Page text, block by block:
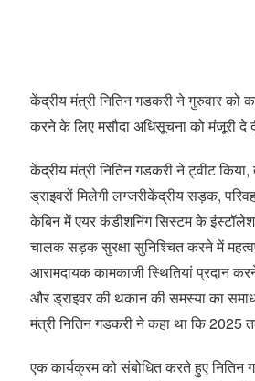
केंद्रीय मंत्री नितिन गडकरी ने गुरुवार को
करने के लिए मसौदा अधिसूचना को मंजूरी दे
केंद्रीय मंत्री नितिन गडकरी ने ट्वीट
ड्राइवरों मिलेगी लग्जरीकेंद्रीय सड़क,
केबिन में एयर कंडीशनिंग सिस्टम के
चालक सड़क सुरक्षा सुनिश्चित करने में
आरामदायक कामकाजी स्थितियां प्रदान
और ड्राइवर की थकान की समस्या का
मंत्री नितिन गडकरी ने कहा था कि 2025
एक कार्यक्रम को संबोधित करते हुए